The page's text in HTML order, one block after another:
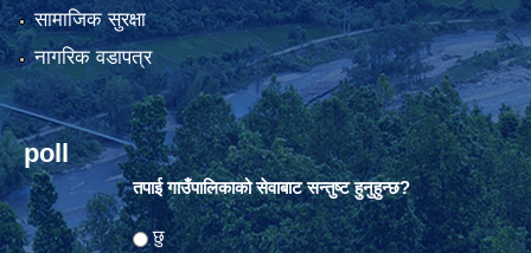
सामाजिक सुरक्षा
नागरिक वडापत्र
poll
तपाई गाउँपालिकाको सेवाबाट सन्तुष्ट हुनुहुन्छ?
Choices
छु